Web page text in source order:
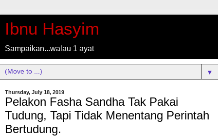
Ibnu Hasyim
Sampaikan...walau 1 ayat
▼
Thursday, July 18, 2019
Pelakon Fasha Sandha Tak Pakai
Tudung, Tapi Tidak Menentang Perintah
Bertudung.